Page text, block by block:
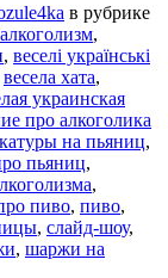
в рубрике
алкоголизм,
, веселі українські
весела хата,
украинская
про алкоголика
на пьяниц,
пьяниц,
,
пиво, пиво,
, слайд-шоу,
, шаржи на